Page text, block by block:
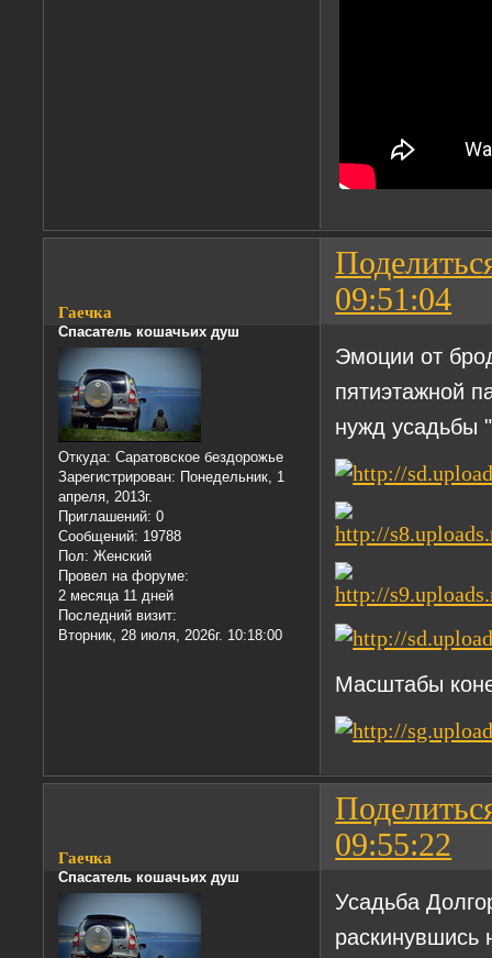
09:51:04
Гаечка
Спасатель кошачьих душ
Откуда: Саратовское бездорожье
Зарегистрирован: Понедельник, 1
апреля, 2013г.
Приглашений: 0
Сообщений: 19788
Пол: Женский
Провел на форуме:
2 месяца 11 дней
Последний визит:
Вторник, 28 июля, 2026г. 10:18:00
Эмоции от
пятиэтажной
нужд усадьбы
Масштабы
09:55:22
Гаечка
Спасатель кошачьих душ
Усадьба
раскинувшись